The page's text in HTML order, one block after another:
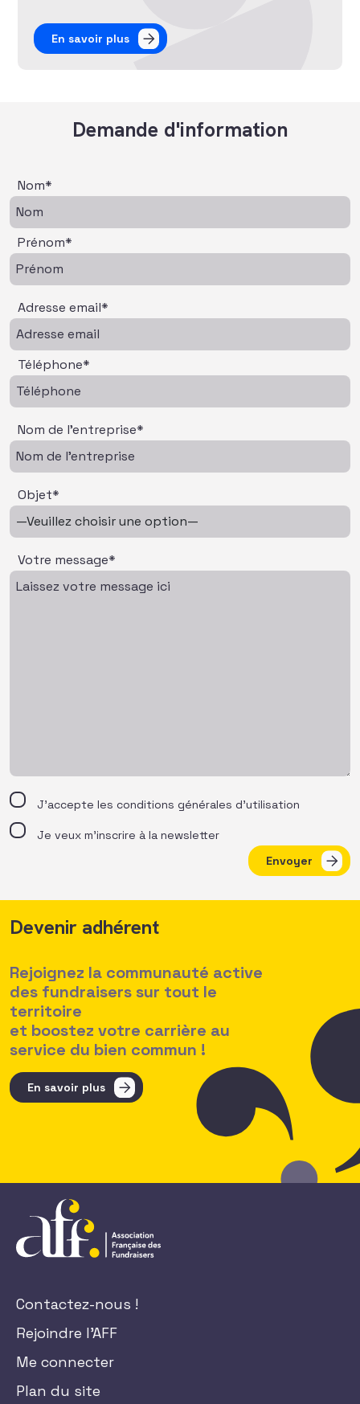
En savoir plus
Demande d'information
Nom*
Prénom*
Adresse email*
Téléphone*
Nom de l'entreprise*
Objet*
Votre message*
J’accepte les conditions générales d’utilisation
Je veux m'inscrire à la newsletter
Envoyer
Devenir adhérent
Rejoignez la communauté active
des fundraisers sur tout le
territoire
et boostez votre carrière au
service du bien commun !
En savoir plus
Contactez-nous !
Rejoindre l'AFF
Me connecter
Plan du site